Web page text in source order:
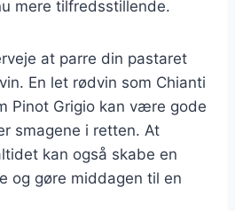
mere tilfredsstillende.
at parre din pastaret
En let rødvin som Chianti
Pinot Grigio kan være gode
smagene i retten. At
kan også skabe en
og gøre middagen til en